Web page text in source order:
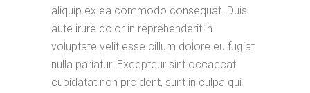
aliquip ex ea commodo consequat. Duis
aute irure dolor in reprehenderit in
voluptate velit esse cillum dolore eu fugiat
nulla pariatur. Excepteur sint occaecat
cupidatat non proident, sunt in culpa qui